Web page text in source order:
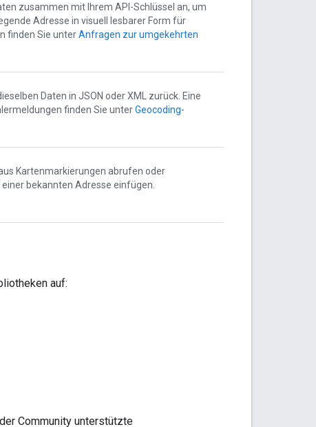
zusammen mit Ihrem API-Schlüssel an, um
Adresse in visuell lesbarer Form für
finden Sie unterAnfragen zur umgekehrten
Daten in JSON oder XML zurück. Eine
finden Sie unterGeocoding-
Kartenmarkierungen abrufen oder
bekannten Adresse einfügen.
auf:
Community unterstützte